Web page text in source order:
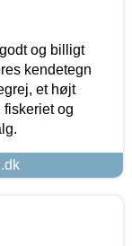
og billigt
kendetegn
et højt
og